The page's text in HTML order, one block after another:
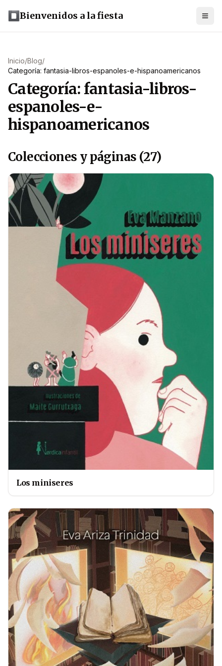
Bienvenidos a la fiesta
Inicio/Blog/
Categoría: fantasia-libros-espanoles-e-hispanoamericanos
Categoría: fantasia-libros-
espanoles-e-
hispanoamericanos
Colecciones y páginas (27)
Los miniseres